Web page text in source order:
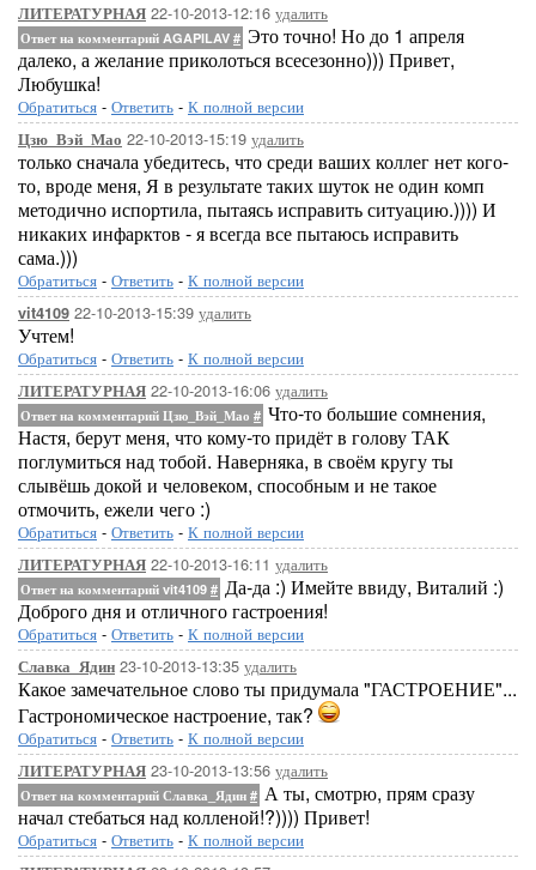
ЛИТЕРАТУРНАЯ 22-10-2013-12:16 удалить
Ответ на комментарий AGAPILAV # Это точно! Но до 1 апреля
далеко, а желание приколоться всесезонно))) Привет,
Любушка!
Обратиться - Ответить - К полной версии
Цзю_Вэй_Мао 22-10-2013-15:19 удалить
только сначала убедитесь, что среди ваших коллег нет кого-
то, вроде меня, Я в результате таких шуток не один комп
методично испортила, пытаясь исправить ситуацию.)))) И
никаких инфарктов - я всегда все пытаюсь исправить
сама.)))
Обратиться - Ответить - К полной версии
vit4109 22-10-2013-15:39 удалить
Учтем!
Обратиться - Ответить - К полной версии
ЛИТЕРАТУРНАЯ 22-10-2013-16:06 удалить
Ответ на комментарий Цзю_Вэй_Мао # Что-то большие сомнения,
Настя, берут меня, что кому-то придёт в голову ТАК
поглумиться над тобой. Наверняка, в своём кругу ты
слывёшь докой и человеком, способным и не такое
отмочить, ежели чего :)
Обратиться - Ответить - К полной версии
ЛИТЕРАТУРНАЯ 22-10-2013-16:11 удалить
Ответ на комментарий vit4109 # Да-да :) Имейте ввиду, Виталий :)
Доброго дня и отличного гастроения!
Обратиться - Ответить - К полной версии
Славка_Ядин 23-10-2013-13:35 удалить
Какое замечательное слово ты придумала "ГАСТРОЕНИЕ"...
Гастрономическое настроение, так?
Обратиться - Ответить - К полной версии
ЛИТЕРАТУРНАЯ 23-10-2013-13:56 удалить
Ответ на комментарий Славка_Ядин # А ты, смотрю, прям сразу
начал стебаться над колленой!?)))) Привет!
Обратиться - Ответить - К полной версии